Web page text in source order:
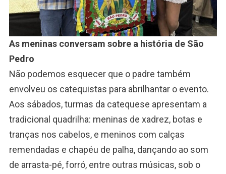
As meninas conversam sobre a história de São
Pedro
Não podemos esquecer que o padre também
envolveu os catequistas para abrilhantar o evento.
Aos sábados, turmas da catequese apresentam a
tradicional quadrilha: meninas de xadrez, botas e
tranças nos cabelos, e meninos com calças
remendadas e chapéu de palha, dançando ao som
de arrasta-pé, forró, entre outras músicas, sob o